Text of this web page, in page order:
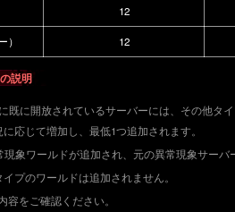
12
） 12
説明
既に開放されているサーバーには、その他タ
応じて増加し、最低1つ追加されます。
象ワールドが追加され、元の異常現象サーバ
プのワールドは追加されません。
をご確認ください。